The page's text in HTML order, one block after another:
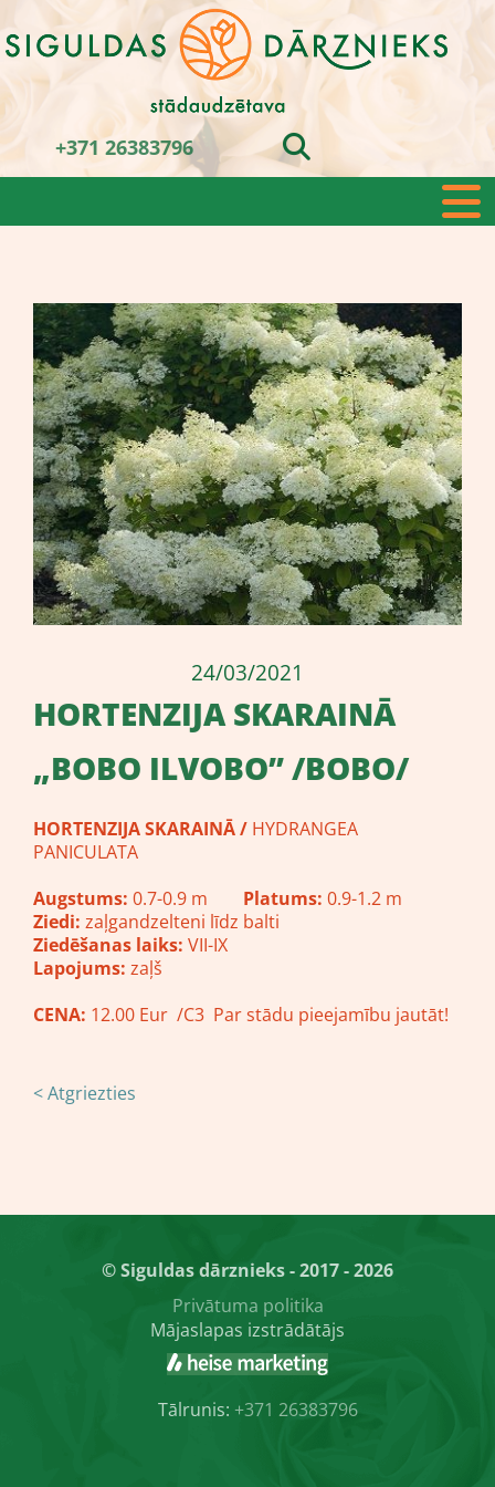
+371 26383796
24/03/2021
​HORTENZIJA SKARAINĀ
„BOBO ILVOBO” /BOBO/
HORTENZIJASKARAINĀ / HYDRANGEA
PANICULATA
Augstums: 0.7-0.9 m Platums: 0.9-1.2 m
Ziedi: zaļgandzelteni līdz balti
Ziedēšanas laiks: VII-IX
Lapojums: zaļš
CENA: 12.00 Eur /C3 Par stādu pieejamību jautāt!
< Atgriezties
© Siguldas dārznieks - 2017 - 2026
Privātuma politika
Mājaslapas izstrādātājs
Tālrunis: +371 26383796